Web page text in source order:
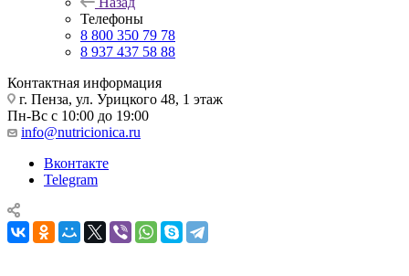
Телефоны
8 800 350 79 78
8 937 437 58 88
Контактная информация
г. Пенза, ул. Урицкого 48, 1 этаж
Пн-Вс с 10:00 до 19:00
info@nutricionica.ru
Вконтакте
Telegram